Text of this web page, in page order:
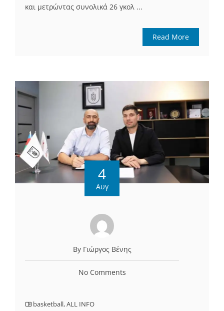
και μετρώντας συνολικά 26 γκολ ...
Read More
4
Αυγ
By Γιώργος Βένης
No Comments
basketball,ALL INFO